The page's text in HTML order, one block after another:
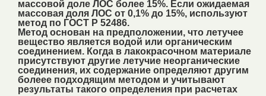
массовой доле ЛОС более 15%. Если ожидаемая
массовая доля ЛОС от 0,1% до 15%, используют
метод по ГОСТ Р 52486.
Метод основан на предположении, что летучее
вещество является водой или органическим
соединением. Когда в лакокрасочном материале
присутствуют другие летучие неорганические
соединения, их содержание определяют другим
болеее подходящим методом и учитывают
результаты такого определения при расчетах